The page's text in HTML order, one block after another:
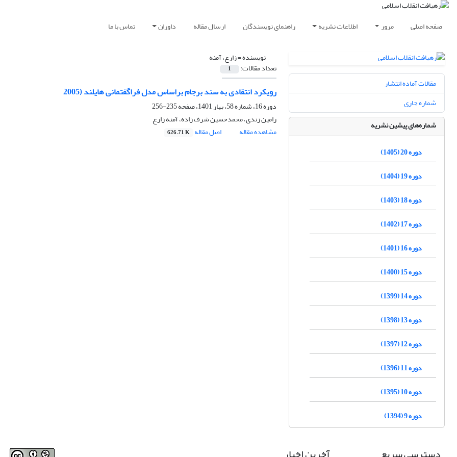
صفحه اصلی مرور اطلاعات نشریه راهنمای نویسندگان ارسال مقاله داوران تماس با ما
نویسنده =زارع، آمنه
تعداد مقالات: 1
رویکرد انتقادی به سند برجام براساس مدل فراگفتمانی هایلند (2005
دوره 16، شماره 58، بهار 1401، صفحه
235-256
رامین زندی، محمدحسین شرف زاده، آمنه زارع
مشاهده مقاله
اصل مقاله 626.71 K
مقالات آماده انتشار
شماره جاری
شماره‌های پیشین نشریه
دوره 20 (1405)
دوره 19 (1404)
دوره 18 (1403)
دوره 17 (1402)
دوره 16 (1401)
دوره 15 (1400)
دوره 14 (1399)
دوره 13 (1398)
دوره 12 (1397)
دوره 11 (1396)
دوره 10 (1395)
دوره 9 (1394)